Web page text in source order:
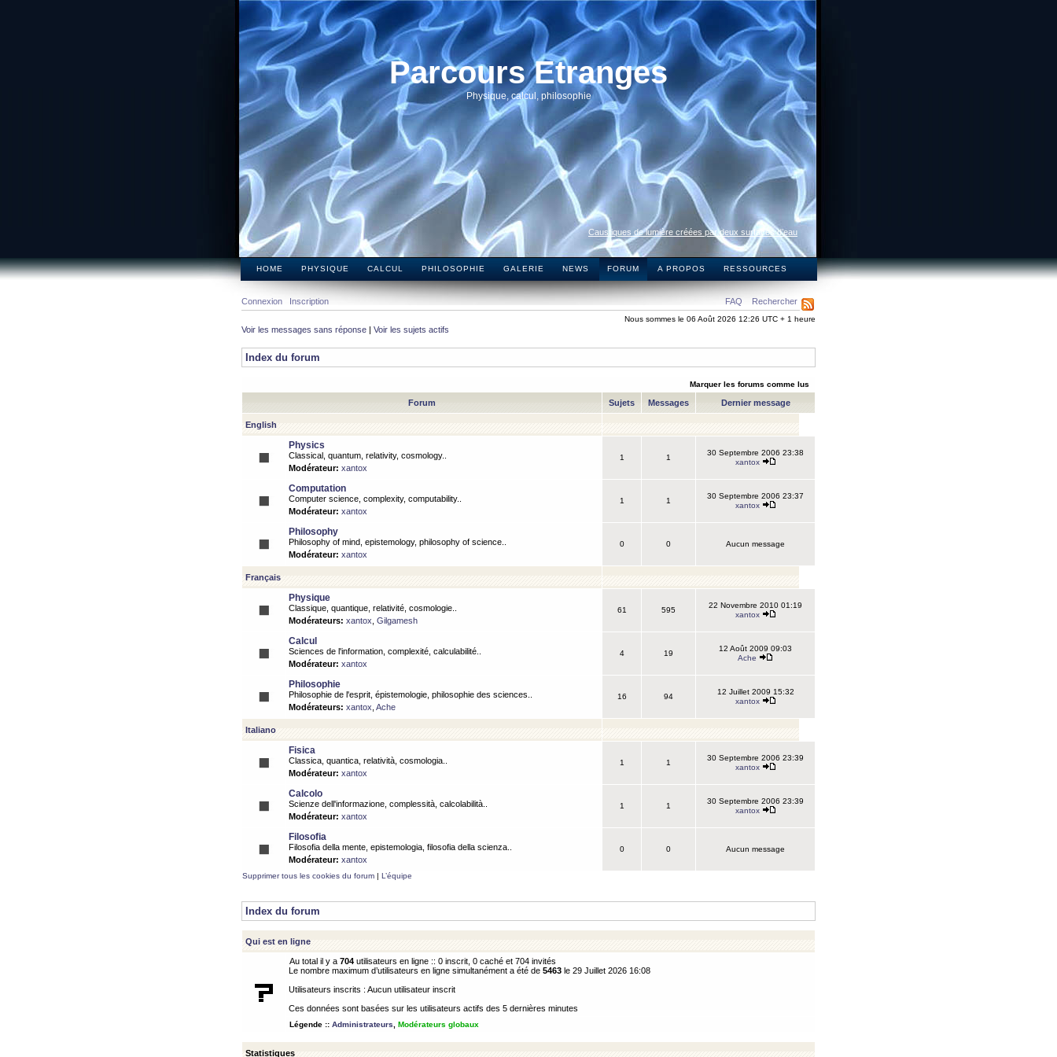
Parcours Etranges
Physique, calcul, philosophie
Caustiques de lumière créées par deux surfaces d’eau
HOME PHYSIQUE CALCUL PHILOSOPHIE GALERIE NEWS FORUM A PROPOS RESSOURCES
FAQ Rechercher
Connexion Inscription
Nous sommes le 06 Août 2026 12:26 UTC + 1 heure
Voir les messages sans réponse | Voir les sujets actifs
Index du forum
Marquer les forums comme lus
Forum Sujets Messages Dernier message
English
Physics
Classical, quantum, relativity, cosmology..
Modérateur: xantox
1 1
30 Septembre 2006 23:38
xantox
Computation
Computer science, complexity, computability..
Modérateur: xantox
1 1
30 Septembre 2006 23:37
xantox
Philosophy
Philosophy of mind, epistemology, philosophy of science..
Modérateur: xantox
0 0 Aucun message
Français
Physique
Classique, quantique, relativité, cosmologie..
Modérateurs: xantox Gilgamesh
61 595
22 Novembre 2010 01:19
xantox
Calcul
Sciences de l'information, complexité, calculabilité..
Modérateur: xantox
4 19
12 Août 2009 09:03
Ache
Philosophie
Philosophie de l'esprit, épistemologie, philosophie des sciences..
Modérateurs: xantox Ache
16 94
12 Juillet 2009 15:32
xantox
Italiano
Fisica
Classica, quantica, relatività, cosmologia..
Modérateur: xantox
1 1
30 Septembre 2006 23:39
xantox
Calcolo
Scienze dell'informazione, complessità, calcolabilità..
Modérateur: xantox
1 1
30 Septembre 2006 23:39
xantox
Filosofia
Filosofia della mente, epistemologia, filosofia della scienza..
Modérateur: xantox
0 0 Aucun message
Supprimer tous les cookies du forum | L’équipe
Index du forum
Qui est en ligne
Au total il y a 704 utilisateurs en ligne :: 0 inscrit, 0 caché et 704 invités
Le nombre maximum d’utilisateurs en ligne simultanément a été de 5463 le 29 Juillet 2026 16:08
Utilisateurs inscrits : Aucun utilisateur inscrit
Ces données sont basées sur les utilisateurs actifs des 5 dernières minutes
Légende :: Administrateurs Modérateurs globaux
Statistiques